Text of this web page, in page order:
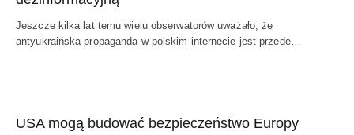
Jeszcze kilka lat temu wielu obserwatorów uważało, że
antyukraińska propaganda w polskim internecie jest przede…
USA mogą budować bezpieczeństwo Europy